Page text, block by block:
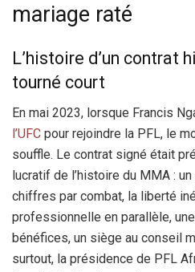
mariage raté
L’histoire d’un contrat
tourné court
En mai 2023, lorsque Francis
l’UFC pour rejoindre la PFL, le
souffle. Le contrat signé était
lucratif de l’histoire du MMA :
chiffres par combat, la liberté
professionnelle en parallèle,
bénéfices, un siège au conseil
surtout, la présidence de PFL